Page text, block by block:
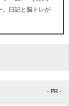
。日記と脳トレが
- PR -